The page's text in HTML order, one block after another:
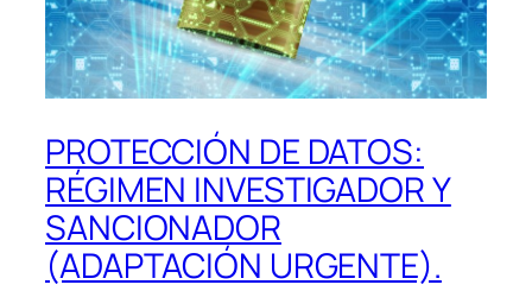
PROTECCIÓN DE DATOS:
RÉGIMEN INVESTIGADOR Y
SANCIONADOR
(ADAPTACIÓN URGENTE).